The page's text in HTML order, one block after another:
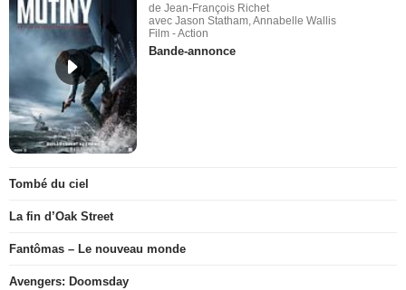
de Jean-François Richet
avec Jason Statham, Annabelle Wallis
Film - Action
Bande-annonce
Tombé du ciel
La fin d’Oak Street
Fantômas – Le nouveau monde
Avengers: Doomsday